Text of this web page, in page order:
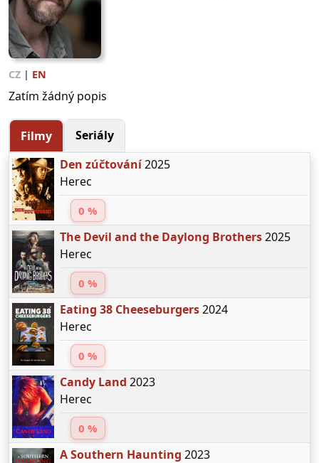
CZ | EN
Zatím žádný popis
Filmy
Seriály
Den zúčtování2025
Herec
0 %
The Devil and the Daylong Brothers2025
Herec
0 %
Eating 38 Cheeseburgers2024
Herec
0 %
Candy Land 2023
Herec
0 %
A Southern Haunting 2023